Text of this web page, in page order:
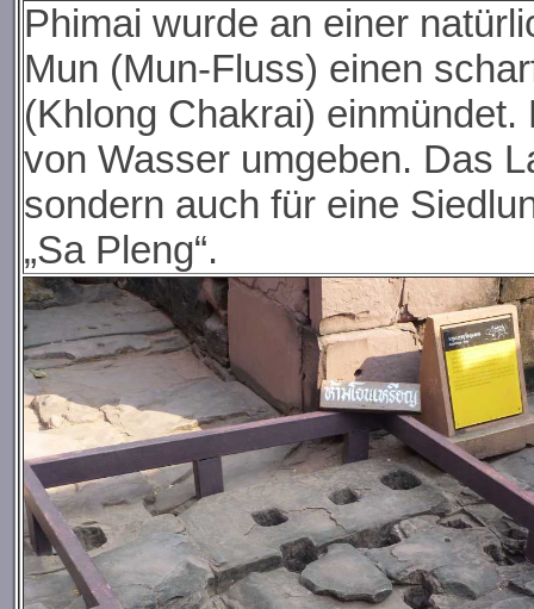
Phimai wurde an einer
Mun (Mun-Fluss) einen
(Khlong Chakrai)
von Wasser umgeben. Das
sondern auch für eine
„Sa Pleng“.